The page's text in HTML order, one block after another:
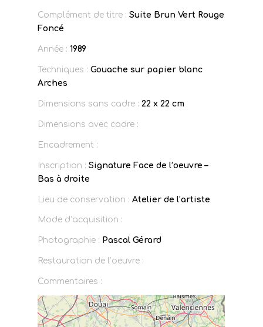
Complément de titre : Suite Brun Vert Rouge
Foncé
Année : 1989
Techniques : Gouache sur papier blanc
Arches
Dimensions sans cadre : 22 x 22 cm
Dimensions avec cadre :
Encadrement :
Inscription : Signature Face de l’oeuvre –
Bas à droite
Lieu de conservation : Atelier de l’artiste
Mode d’acquisition :
Photographie : Pascal Gérard
Restauration de l’oeuvre :
Commentaires :